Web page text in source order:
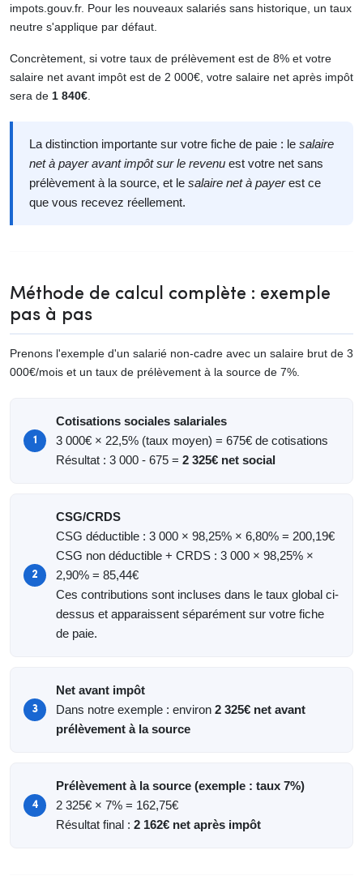
impots.gouv.fr. Pour les nouveaux salariés sans historique, un taux
neutre s'applique par défaut.
Concrètement, si votre taux de prélèvement est de 8% et votre
salaire net avant impôt est de 2 000€, votre salaire net après impôt
sera de 1 840€
La distinction importante sur votre fiche de paie : le salaire
net à payer avant impôt sur le revenu est votre net sans
prélèvement à la source, et le salaire net à payerest ce
que vous recevez réellement.
Méthode de calcul complète : exemple
pas à pas
Prenons l'exemple d'un salarié non-cadre avec un salaire brut de 3
000€/mois et un taux de prélèvement à la source de 7%.
Cotisations sociales salariales
3 000€ × 22,5% (taux moyen) = 675€ de cotisations
Résultat : 3 000 - 675 = 2 325€ net social
CSG/CRDS
CSG déductible : 3 000 × 98,25% × 6,80% = 200,19€
CSG non déductible + CRDS : 3 000 × 98,25% ×
2,90% = 85,44€
Ces contributions sont incluses dans le taux global ci-
dessus et apparaissent séparément sur votre fiche
de paie.
Net avant impôt
Dans notre exemple : environ 2 325€ net avant
prélèvement à la source
Prélèvement à la source (exemple : taux 7%)
2 325€ × 7% = 162,75€
Résultat final : 2 162€ net après impôt